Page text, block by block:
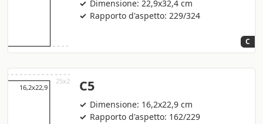
Dimensione: 22,9x32,4 cm
Rapporto d'aspetto: 229/324
C
C5
Dimensione: 16,2x22,9 cm
Rapporto d'aspetto: 162/229